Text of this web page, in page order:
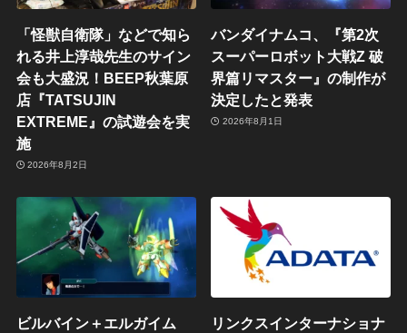
「怪獣自衛隊」などで知ら
れる井上淳哉先生のサイン
会も大盛況！BEEP秋葉原
店『TATSUJIN
EXTREME』の試遊会を実
施
2026年8月2日
バンダイナムコ、『第2次
スーパーロボット大戦Z 破
界篇リマスター』の制作が
決定したと発表
2026年8月1日
ビルバイン＋エルガイム
リンクスインターナショナ